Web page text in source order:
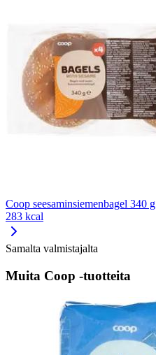
Coop seesaminsiemenbagel 340 g
283 kcal
Samalta valmistajalta
Muita Coop -tuotteita